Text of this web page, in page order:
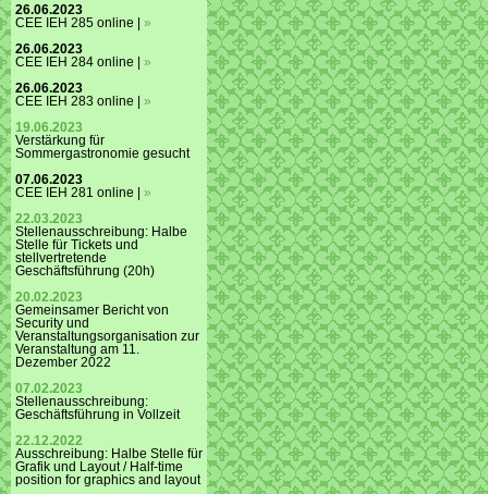
26.06.2023
CEE IEH 285 online | »
26.06.2023
CEE IEH 284 online | »
26.06.2023
CEE IEH 283 online | »
19.06.2023
Verstärkung für
Sommergastronomie gesucht
07.06.2023
CEE IEH 281 online | »
22.03.2023
Stellenausschreibung: Halbe
Stelle für Tickets und
stellvertretende
Geschäftsführung (20h)
20.02.2023
Gemeinsamer Bericht von
Security und
Veranstaltungsorganisation zur
Veranstaltung am 11.
Dezember 2022
07.02.2023
Stellenausschreibung:
Geschäftsführung in Vollzeit
22.12.2022
Ausschreibung: Halbe Stelle für
Grafik und Layout / Half-time
position for graphics and layout